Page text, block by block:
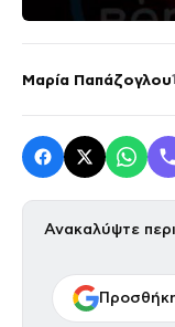
Μαρία Παπάζογλου
Ανακαλύψτε